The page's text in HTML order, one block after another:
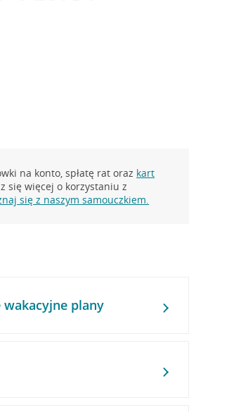
na konto, spłatę rat oraz kart
się więcej o korzystaniu z
się z naszym samouczkiem.
plany